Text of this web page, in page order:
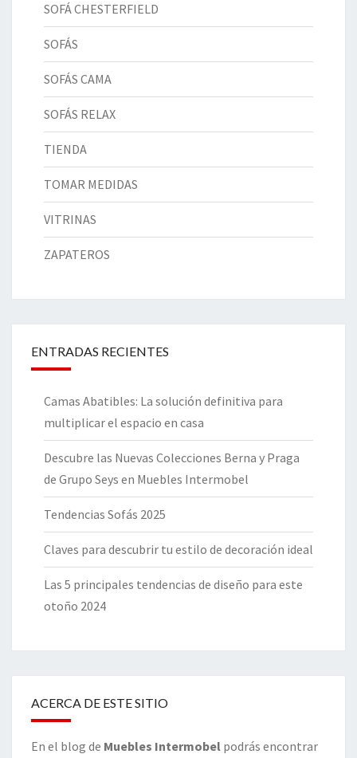
SOFÁ CHESTERFIELD
SOFÁS
SOFÁS CAMA
SOFÁS RELAX
TIENDA
TOMAR MEDIDAS
VITRINAS
ZAPATEROS
ENTRADAS RECIENTES
Camas Abatibles: La solución definitiva para
multiplicar el espacio en casa
Descubre las Nuevas Colecciones Berna y Praga
de Grupo Seys en Muebles Intermobel
Tendencias Sofás 2025
Claves para descubrir tu estilo de decoración ideal
Las 5 principales tendencias de diseño para este
otoño 2024
ACERCA DE ESTE SITIO
En el blog de Muebles Intermobel podrás encontrar